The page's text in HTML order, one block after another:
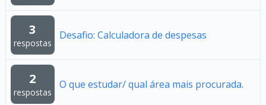
3
respostas
Desafio: Calculadora de despesas
2
respostas
O que estudar/ qual área mais procurada.